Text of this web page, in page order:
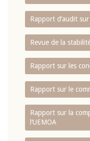
Rapport d‘audit
Revue de la
Rapport sur les
Rapport sur le
Rapport sur la
l‘UEMOA